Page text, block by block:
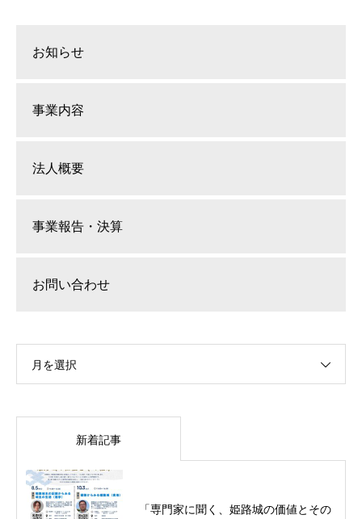
お知らせ
事業内容
法人概要
事業報告・決算
お問い合わせ
月を選択
新着記事
「専門家に聞く、姫路城の価値とその